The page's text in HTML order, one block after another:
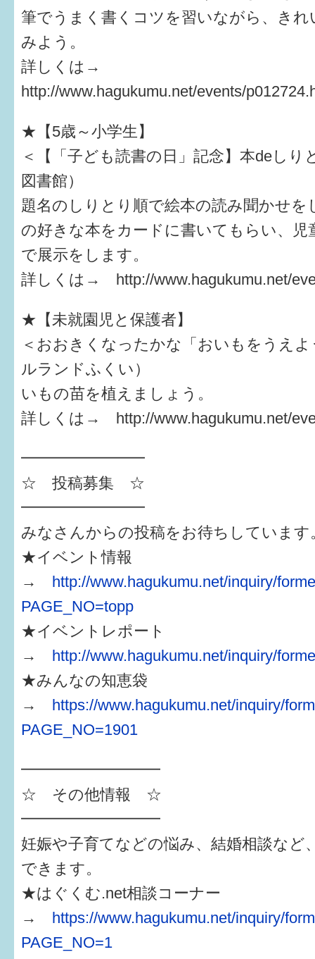
筆でうまく書くコツを習いながら、きれ
みよう。
詳しくは→
http://www.hagukumu.net/events/
★【5歳～小学生】
＜【「子ども読書の日」記念】本deしり
図書館）
題名のしりとり順で絵本の読み聞かせを
の好きな本をカードに書いてもらい、児
で展示をします。
詳しくは→ http://www.hagukumu.net/
★【未就園児と保護者】
＜おおきくなったかな「おいもをうえ
ルランドふくい）
いもの苗を植えましょう。
詳しくは→ http://www.hagukumu.net/
━━━━━━━━
☆ 投稿募集 ☆
━━━━━━━━
みなさんからの投稿をお待ちしています
★イベント情報
→ http://www.hagukumu.net/inquiry/
PAGE_NO=topp
★イベントレポート
→ http://www.hagukumu.net/inquiry/
★みんなの知恵袋
→ https://www.hagukumu.net/inquiry/
PAGE_NO=1901
━━━━━━━━━
☆ その他情報 ☆
━━━━━━━━━
妊娠や子育てなどの悩み、結婚相談など
できます。
★はぐくむ.net相談コーナー
→ https://www.hagukumu.net/inquiry/
PAGE_NO=1